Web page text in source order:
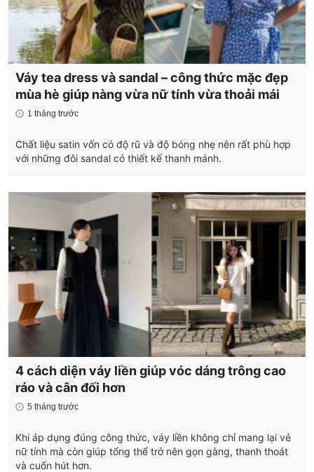
Váy tea dress và sandal – công thức mặc đẹp
mùa hè giúp nàng vừa nữ tính vừa thoải mái
1 tháng trước
Chất liệu satin vốn có độ rũ và độ bóng nhẹ nên rất phù hợp
với những đôi sandal có thiết kế thanh mảnh.
4 cách diện váy liền giúp vóc dáng trông cao
ráo và cân đối hơn
5 tháng trước
Khi áp dụng đúng công thức, váy liền không chỉ mang lại vẻ
nữ tính mà còn giúp tổng thể trở nên gọn gàng, thanh thoát
và cuốn hút hơn.